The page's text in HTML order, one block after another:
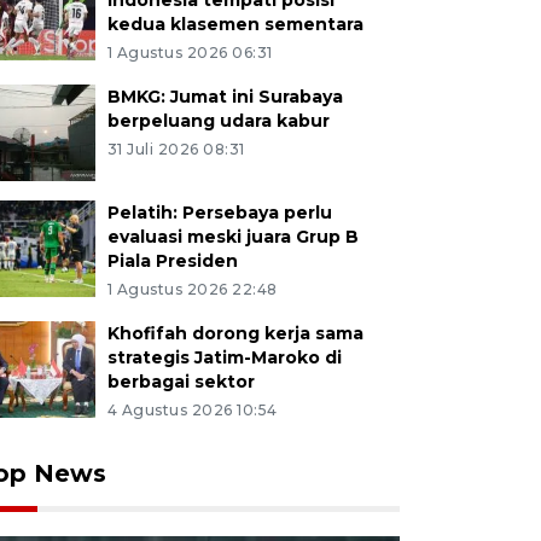
kedua klasemen sementara
1 Agustus 2026 06:31
BMKG: Jumat ini Surabaya
berpeluang udara kabur
31 Juli 2026 08:31
Pelatih: Persebaya perlu
evaluasi meski juara Grup B
Piala Presiden
1 Agustus 2026 22:48
Khofifah dorong kerja sama
strategis Jatim-Maroko di
berbagai sektor
4 Agustus 2026 10:54
News